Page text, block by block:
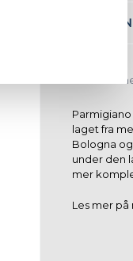
LOGG
laget fra
Bologna
under den
mer
Les mer på